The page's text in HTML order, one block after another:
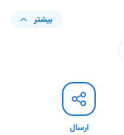
بیشتر
ارسال